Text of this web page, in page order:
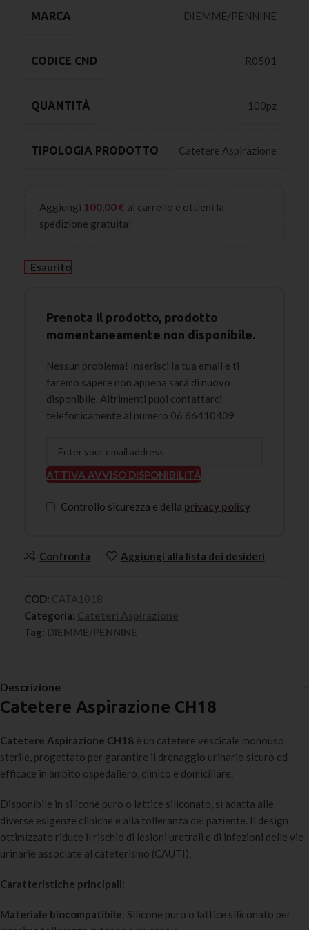
MARCA DIEMME/PENNINE
CODICE CND R0501
QUANTITÀ 100pz
TIPOLOGIA PRODOTTO Catetere Aspirazione
Aggiungi 100,00€ al carrello e ottieni la
spedizione gratuita!
Esaurito
Prenota il prodotto, prodotto
momentaneamente non disponibile.
Nessun problema! Inserisci la tua email e ti
faremo sapere non appena sarà di nuovo
disponibile. Altrimenti puoi contattarci
telefonicamente al numero 06 66410409
ATTIVA AVVISO DISPONIBILITÀ
Controllo sicurezza e della privacy policy
Confronta Aggiungi alla lista dei desideri
COD: CATA1018
Categoria: Cateteri Aspirazione
Tag: DIEMME/PENNINE
Descrizione
Catetere Aspirazione CH18
Catetere Aspirazione CH18 è un catetere vescicale monouso
sterile, progettato per garantire il drenaggio urinario sicuro ed
efficace in ambito ospedaliero, clinico e domiciliare.
Disponibile in silicone puro o lattice siliconato, si adatta alle
diverse esigenze cliniche e alla tolleranza del paziente. Il design
ottimizzato riduce il rischio di lesioni uretrali e di infezioni delle vie
urinarie associate al cateterismo (CAUTI).
Caratteristiche principali:
Materiale biocompatibile: Silicone puro o lattice siliconato per